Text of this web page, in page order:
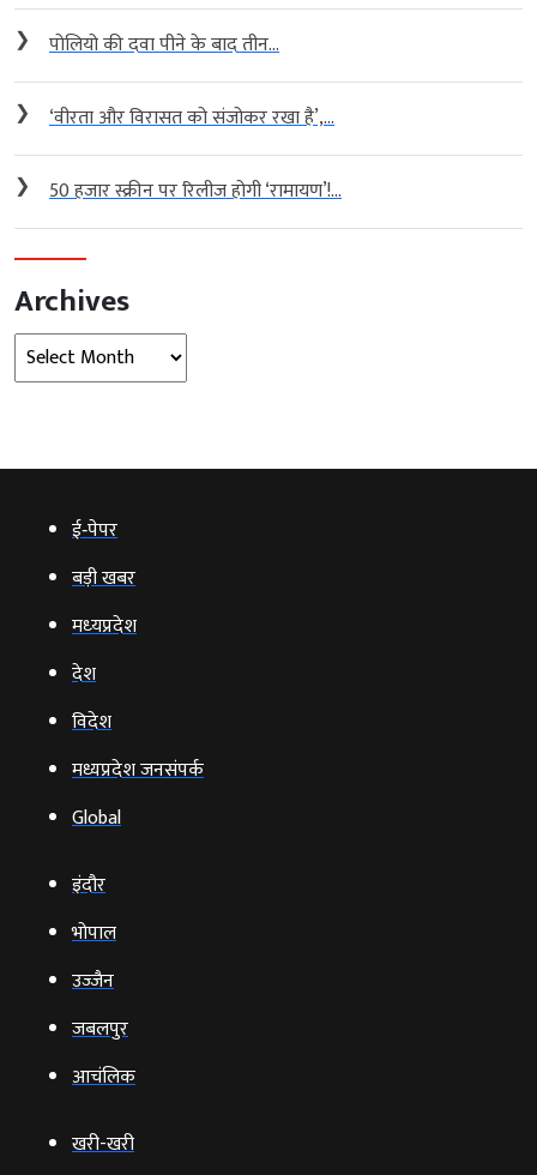
❯ पोलियो की दवा पीने के बाद तीन...
❯ ‘वीरता और विरासत को संजोकर रखा है’,...
❯ 50 हजार स्क्रीन पर रिलीज होगी ‘रामायण’!...
Archives
Archives
ई‑पेपर
बड़ी खबर
मध्‍यप्रदेश
देश
विदेश
मध्यप्रदेश जनसंपर्क
Global
इंदौर
भोपाल
उज्‍जैन
जबलपुर
आचंलिक
खरी-खरी